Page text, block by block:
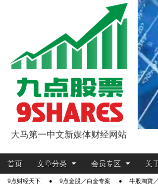
9点股票
大马第一中文新媒体财经网站
Main
Skip
content
首页 文章分类 会员专区 关
Sub9点财经天下 9点金股／白金专案 牛股淘寶